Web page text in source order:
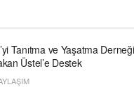
Tanıtma ve Yaşatma
Üstel’e Destek